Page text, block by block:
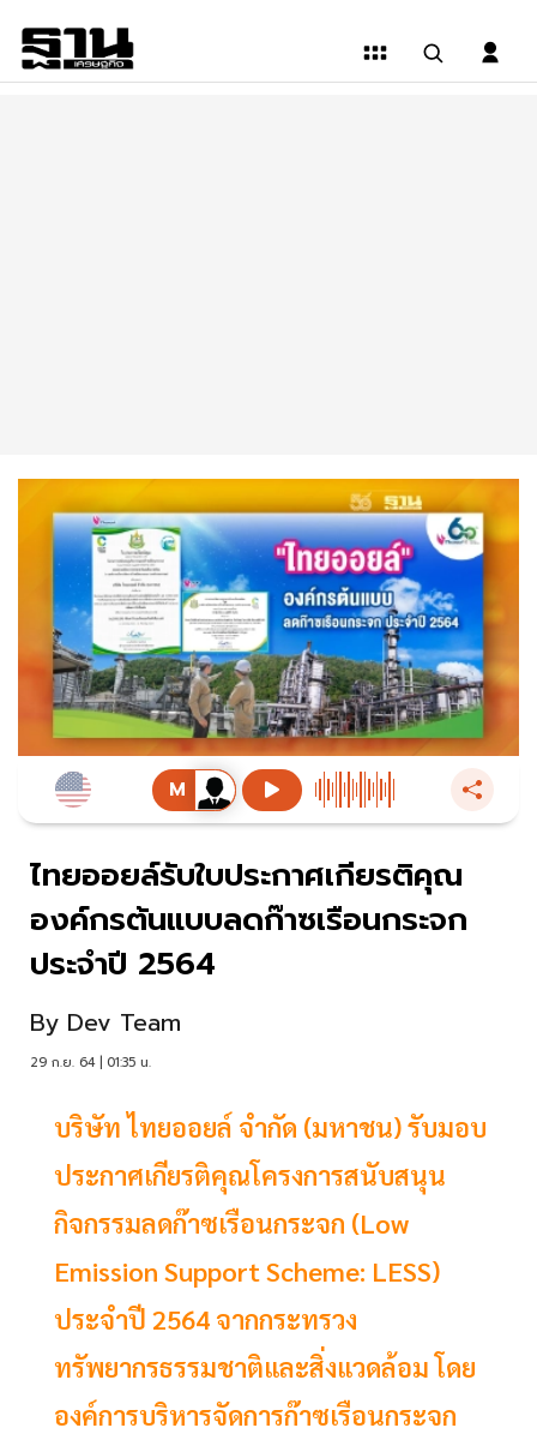
ไทยออยล์รับใบประกาศเกียรติคุณ
องค์กรต้นแบบลดก๊าซเรือนกระจก
ประจำปี 2564
By Dev Team
29 ก.ย. 64 | 01:35 น.
บริษัท ไทยออยล์ จำกัด (มหาชน) รับมอบ
ประกาศเกียรติคุณโครงการสนับสนุน
กิจกรรมลดก๊าซเรือนกระจก (Low
Emission Support Scheme: LESS)
ประจำปี 2564 จากกระทรวง
ทรัพยากรธรรมชาติและสิ่งแวดล้อม โดย
องค์การบริหารจัดการก๊าซเรือนกระจก